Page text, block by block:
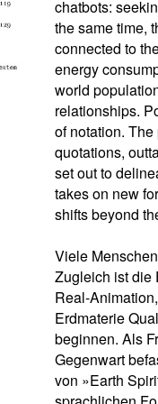
chatbots:
the same time,
connected to
energy
world
relationships.
of notation.
quotations,
set out to
takes on new
shifts beyond
Viele
Zugleich ist die
Real-
Erdmaterie
beginnen. Als
Gegenwart
von »Earth